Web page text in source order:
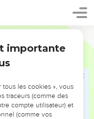
à l'homme que le
le cheval, sur la
comment l'on agit
!’ »
de prendre le vêtement
roi, sans rien négliger
cheval, mit cette tenue
importante
les cookies », vous
traceurs (comme des
compte utilisateur) et
(comme vos